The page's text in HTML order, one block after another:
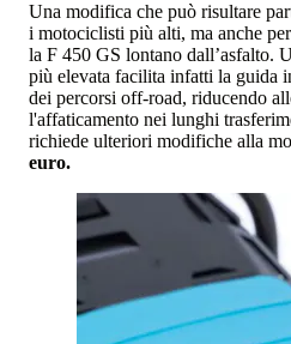
Una modifica che può risultare
i motociclisti più alti, ma anche
la F 450 GS lontano dall’asfalto.
più elevata facilita infatti la guida
dei percorsi off-road, riducendo
l'affaticamento nei lunghi
richiede ulteriori modifiche alla
euro.